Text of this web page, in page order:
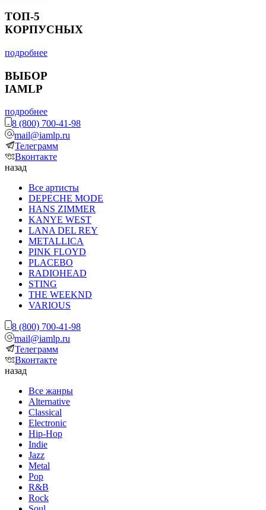
ТОП-5
КОРПУСНЫХ
подробнее
ВЫБОР
IAMLP
подробнее
8 (800) 700-41-98
mail@iamlp.ru
Телеграмм
Вконтакте
назад
Все артисты
DEPECHE MODE
HANS ZIMMER
KANYE WEST
LANA DEL REY
METALLICA
PINK FLOYD
PLACEBO
RADIOHEAD
STING
THE WEEKND
VARIOUS
8 (800) 700-41-98
mail@iamlp.ru
Телеграмм
Вконтакте
назад
Все жанры
Alternative
Classical
Electronic
Hip-Hop
Indie
Jazz
Metal
Pop
R&B
Rock